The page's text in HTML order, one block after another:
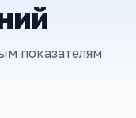
показателям